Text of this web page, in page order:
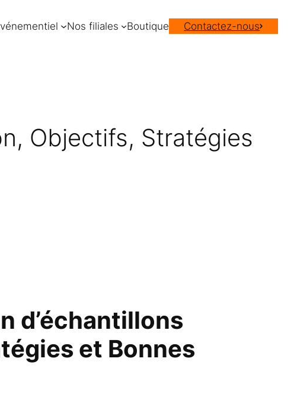
Nos filiales Boutique Contactez-nous
Objectifs, Stratégies
d’échantillons
et Bonnes